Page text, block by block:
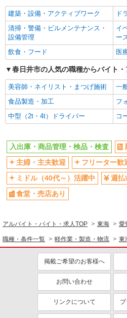
建築・設備・アクティブワーク
ド
清掃・警備・ビルメンテナンス・
設備管理
イ
ー
飲食・フード
医
春日井市の人気の職種からバイト
美容師・ネイリスト・まつげ施術
一
食品製造・加工
フ
中型（2t・4t）ドライバー
コ
入出庫・商品管理・検品・検査
主婦・主夫歓迎
フリーター歓
ミドル（40代～）活躍中
週払
食堂・売店あり
アルバイト・バイト・求人TOP 東海 愛
職種・条件一覧 軽作業・製造・物流 東
掲載ご希望のお客様へ
お問い合わせ
リンクについて